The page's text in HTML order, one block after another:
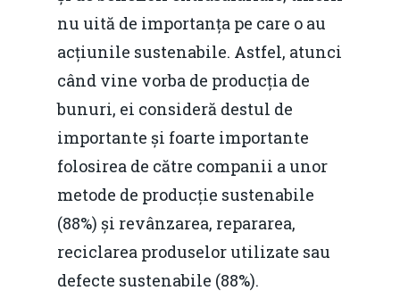
nu uită de importanța pe care o au
acțiunile sustenabile. Astfel, atunci
când vine vorba de producția de
bunuri, ei consideră destul de
importante și foarte importante
folosirea de către companii a unor
metode de producție sustenabile
(88%) și revânzarea, repararea,
reciclarea produselor utilizate sau
defecte sustenabile (88%).